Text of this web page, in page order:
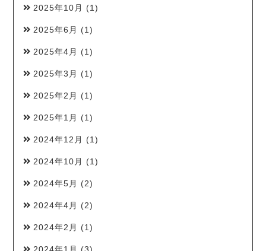
2025年10月 (1)
2025年6月 (1)
2025年4月 (1)
2025年3月 (1)
2025年2月 (1)
2025年1月 (1)
2024年12月 (1)
2024年10月 (1)
2024年5月 (2)
2024年4月 (2)
2024年2月 (1)